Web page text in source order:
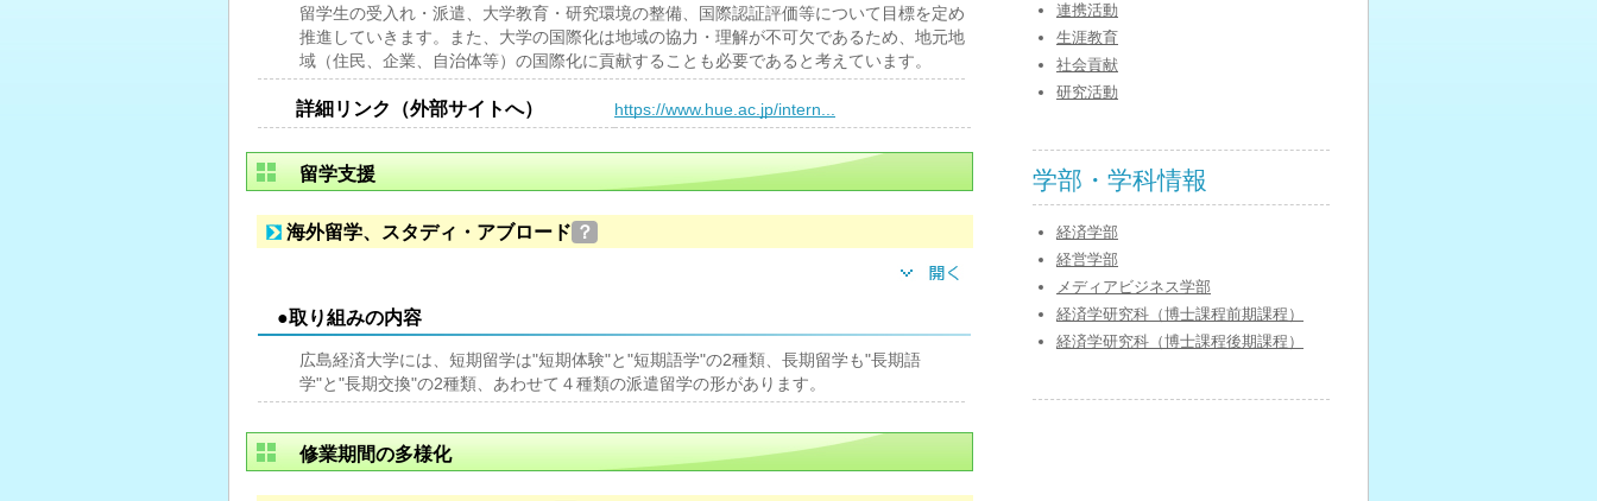
留学生の受入れ・派遣、大学教育・研究環境の整備、国際認証評価等について目標を定め
推進していきます。また、大学の国際化は地域の協力・理解が不可欠であるため、地元地
域（住民、企業、自治体等）の国際化に貢献することも必要であると考えています。
詳細リンク（外部サイトへ） https://www.hue.ac.jp/intern...
留学支援
海外留学、スタディ・アブロード ？
●取り組みの内容
広島経済大学には、短期留学は"短期体験"と"短期語学"の2種類、長期留学も"長期語
学"と"長期交換"の2種類、あわせて４種類の派遣留学の形があります。
修業期間の多様化
連携活動
生涯教育
社会貢献
研究活動
学部・学科情報
経済学部
経営学部
メディアビジネス学部
経済学研究科（博士課程前期課程）
経済学研究科（博士課程後期課程）